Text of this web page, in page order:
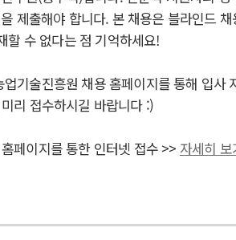
제출해야 합니다. 본 채용은 블라인드
할 수 없다는 점 기억하세요!
기술진흥원 채용 홈페이지를 통해 입사
리 접수하시길 바랍니다 :)
페이지를 통한 인터넷 접수 >> 자세히 보